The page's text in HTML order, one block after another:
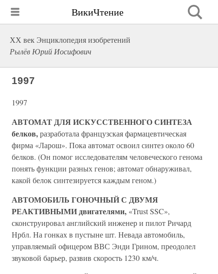
ВикиЧтение
ХХ век Энциклопедия изобретений
Рылёв Юрий Иосифович
1997
1997
АВТОМАТ ДЛЯ ИСКУССТВЕННОГО СИНТЕЗА
белков,разработала французская фармацевтическая
фирма «Ларош». Пока автомат освоил синтез около 60
белков. (Он помог исследователям человеческого генома
понять функции разных генов; автомат обнаруживал,
какой белок синтезируется каждым геном.)
АВТОМОБИЛЬ ГОНОЧНЫЙ С ДВУМЯ
РЕАКТИВНЫМИ двигателями, «Trust SSC»,
сконструировал английский инженер и пилот Ричард
Нрбл. На гонках в пустыне шт. Невада автомобиль,
управляемый офицером ВВС Энди Грином, преодолел
звуковой барьер, развив скорость 1230 км/ч.